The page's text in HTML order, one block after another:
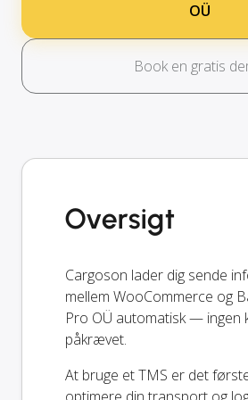
OÜ
Book en gratis
Oversigt
Cargoson lader dig sende
mellem WooCommerce og
Pro OÜ automatisk — ingen
påkrævet.
At bruge et TMS er det